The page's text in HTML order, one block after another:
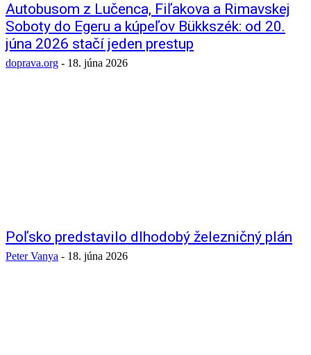
Autobusom z Lučenca, Fiľakova a Rimavskej
Soboty do Egeru a kúpeľov Bükkszék: od 20.
júna 2026 stačí jeden prestup
doprava.org - 18. júna 2026
Poľsko predstavilo dlhodobý železničný plán
Peter Vanya - 18. júna 2026